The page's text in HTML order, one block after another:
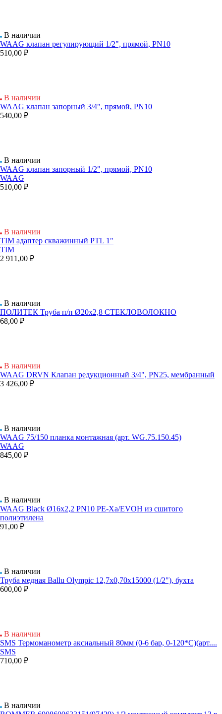
В наличии
WAAG клапан регулирующий 1/2", прямой, PN10
510,00 ₽
В наличии
WAAG клапан запорный 3/4", прямой, PN10
540,00 ₽
В наличии
WAAG клапан запорный 1/2", прямой, PN10
WAAG
510,00 ₽
В наличии
TIM адаптер скважинный PTL 1"
TIM
2 911,00 ₽
В наличии
ПОЛИТЕК Труба п/п Ø20х2,8 СТЕКЛОВОЛОКНО
68,00 ₽
В наличии
WAAG DRVN Клапан редукционный 3/4", PN25, мембранный
3 426,00 ₽
В наличии
WAAG 75/150 планка монтажная (арт. WG.75.150.45)
WAAG
845,00 ₽
В наличии
WAAG Black Ø16х2,2 PN10 PE-Xa/EVOH из сшитого
полиэтилена
91,00 ₽
В наличии
Труба медная Ballu Olympic 12,7х0,70х15000 (1/2"), бухта
600,00 ₽
В наличии
SMS Термоманометр аксиальный 80мм (0-6 бар, 0-120*С)(арт....
SMS
710,00 ₽
В наличии